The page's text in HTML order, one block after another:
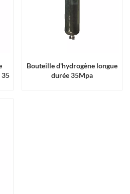
35
Bouteille d'hydrogène longue
durée 35Mpa